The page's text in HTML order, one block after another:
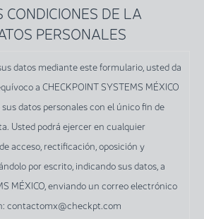
CONDICIONES DE LA
PERSONALES
datos mediante este formulario, usted da
a CHECKPOINT SYSTEMS MÉXICO
datos personales con el único fin de
Usted podrá ejercer en cualquier
acceso, rectificación, oposición y
por escrito, indicando sus datos, a
MÉXICO, enviando un correo electrónico
contactomx@checkpt.com